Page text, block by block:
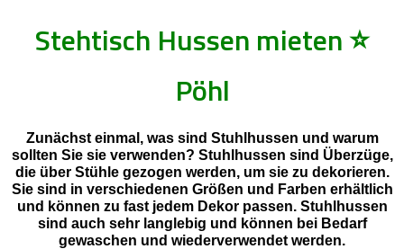
Stehtisch Hussen mieten⭐
Pöhl
Zunächst einmal, was sind Stuhlhussen und warum
sollten Sie sie verwenden? Stuhlhussen sind Überzüge,
die über Stühle gezogen werden, um sie zu dekorieren.
Sie sind in verschiedenen Größen und Farben erhältlich
und können zu fast jedem Dekor passen. Stuhlhussen
sind auch sehr langlebig und können bei Bedarf
gewaschen und wiederverwendet werden.